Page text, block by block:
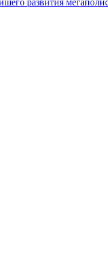
развития